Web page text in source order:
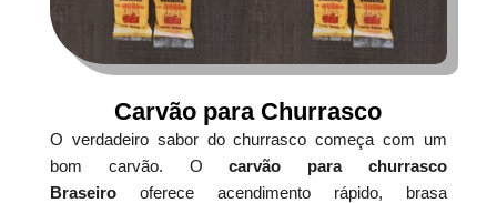
Carvão para Churrasco
O verdadeiro sabor do churrasco começa com um
bom carvão. Ocarvão para churrasco
Braseirooferece acendimento rápido, brasa